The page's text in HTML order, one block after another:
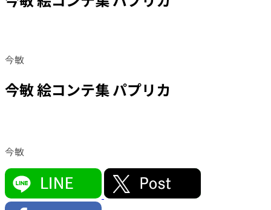
今敏
今敏 絵コンテ集 パプリカ
今敏